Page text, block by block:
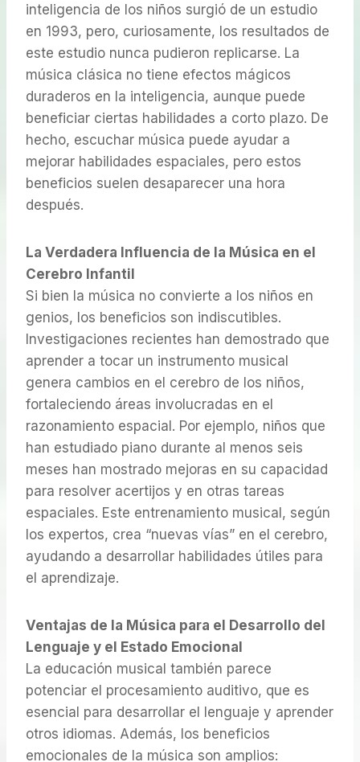
inteligencia de los niños surgió de un estudio
en 1993, pero, curiosamente, los resultados de
este estudio nunca pudieron replicarse. La
música clásica no tiene efectos mágicos
duraderos en la inteligencia, aunque puede
beneficiar ciertas habilidades a corto plazo. De
hecho, escuchar música puede ayudar a
mejorar habilidades espaciales, pero estos
beneficios suelen desaparecer una hora
después.
La Verdadera Influencia de la Música en el
Cerebro Infantil
Si bien la música no convierte a los niños en
genios, los beneficios son indiscutibles.
Investigaciones recientes han demostrado que
aprender a tocar un instrumento musical
genera cambios en el cerebro de los niños,
fortaleciendo áreas involucradas en el
razonamiento espacial. Por ejemplo, niños que
han estudiado piano durante al menos seis
meses han mostrado mejoras en su capacidad
para resolver acertijos y en otras tareas
espaciales. Este entrenamiento musical, según
los expertos, crea “nuevas vías” en el cerebro,
ayudando a desarrollar habilidades útiles para
el aprendizaje.
Ventajas de la Música para el Desarrollo del
Lenguaje y el Estado Emocional
La educación musical también parece
potenciar el procesamiento auditivo, que es
esencial para desarrollar el lenguaje y aprender
otros idiomas. Además, los beneficios
emocionales de la música son amplios: